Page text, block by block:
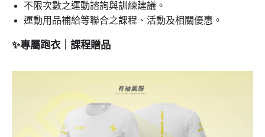
不限次數之運動諮詢與訓練建議。
運動用品補給等聯合之課程、活動及相關優惠。
✨專屬跑衣｜課程贈品